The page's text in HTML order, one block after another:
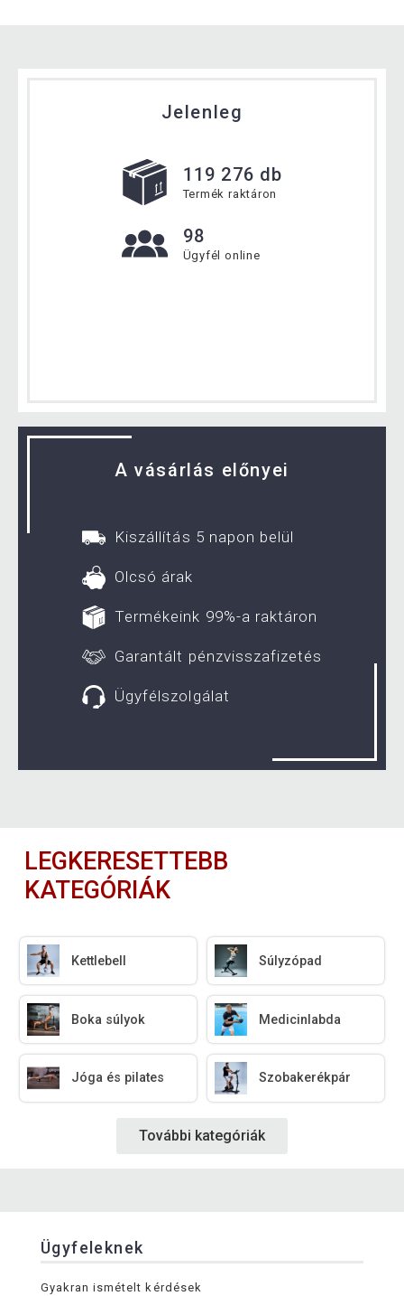
Jelenleg
119 276 db
Termék raktáron
98
Ügyfél online
A vásárlás előnyei
Kiszállítás 5 napon belül
Olcsó árak
Termékeink 99%-a raktáron
Garantált pénzvisszafizetés
Ügyfélszolgálat
LEGKERESETTEBB
KATEGÓRIÁK
Kettlebell Súlyzópad
Boka súlyok Medicinlabda
Jóga és pilates Szobakerékpár
További kategóriák
Ügyfeleknek
Gyakran ismételt kérdések